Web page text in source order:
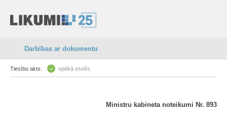
Darbības ar dokumentu
Tiesību akts: spēkā esošs
Ministru kabineta noteikumi Nr. 893